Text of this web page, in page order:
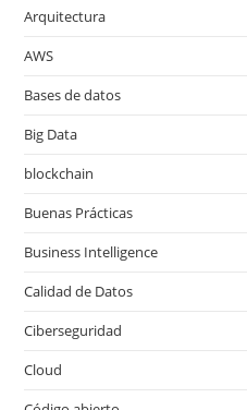
Arquitectura
AWS
Bases de datos
Big Data
blockchain
Buenas Prácticas
Business Intelligence
Calidad de Datos
Ciberseguridad
Cloud